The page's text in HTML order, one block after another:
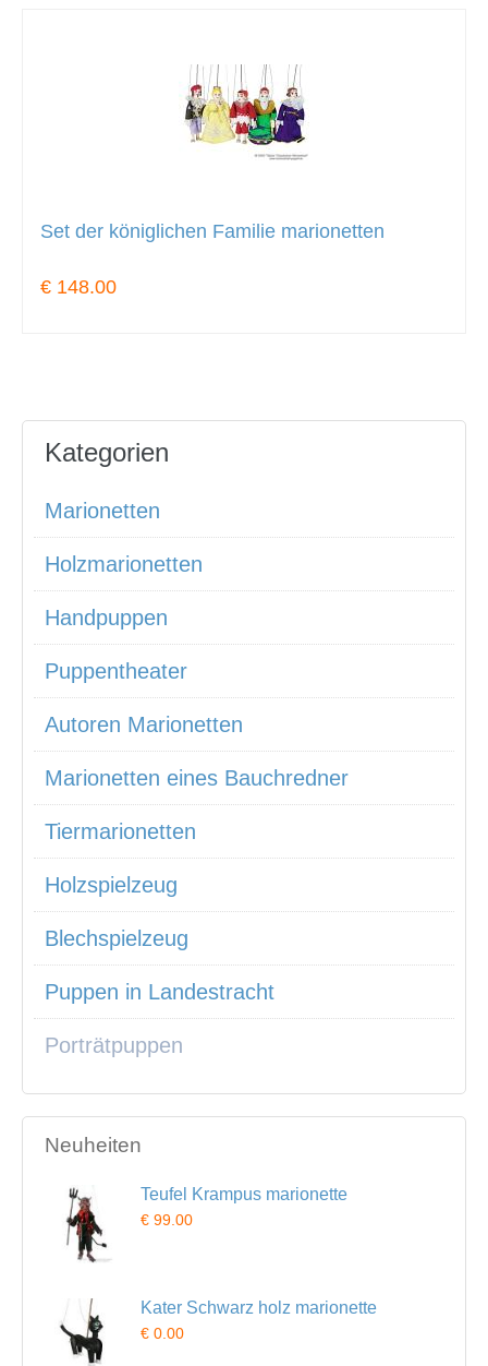
Set der königlichen Familie marionetten
€ 148.00
Kategorien
Marionetten
Holzmarionetten
Handpuppen
Puppentheater
Autoren Marionetten
Marionetten eines Bauchredner
Tiermarionetten
Holzspielzeug
Blechspielzeug
Puppen in Landestracht
Porträtpuppen
Neuheiten
Teufel Krampus marionette
€ 99.00
Kater Schwarz holz marionette
€ 0.00